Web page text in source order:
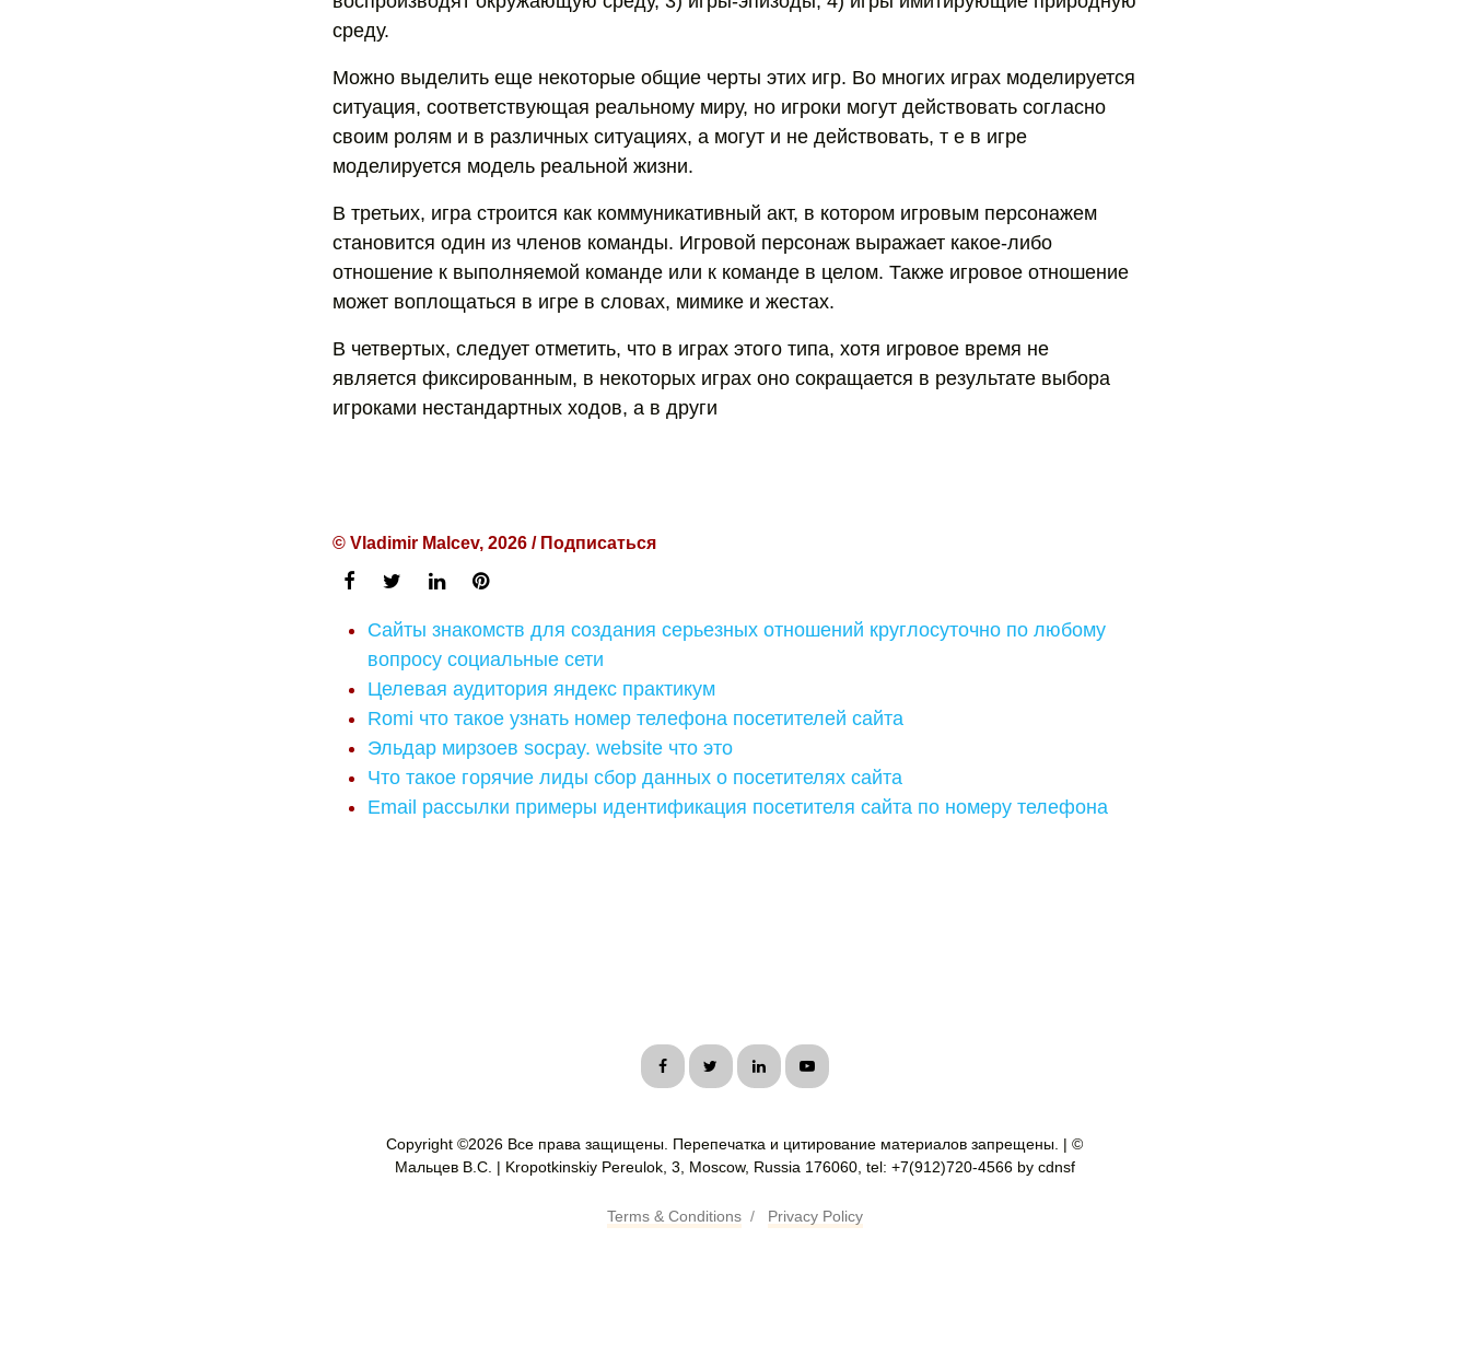
среду.
Можно выделить еще некоторые общие черты этих игр. Во многих играх моделируется
ситуация, соответствующая реальному миру, но игроки могут действовать согласно
своим ролям и в различных ситуациях, а могут и не действовать, т е в игре
моделируется модель реальной жизни.
В третьих, игра строится как коммуникативный акт, в котором игровым персонажем
становится один из членов команды. Игровой персонаж выражает какое-либо
отношение к выполняемой команде или к команде в целом. Также игровое отношение
может воплощаться в игре в словах, мимике и жестах.
В четвертых, следует отметить, что в играх этого типа, хотя игровое время не
является фиксированным, в некоторых играх оно сокращается в результате выбора
игроками нестандартных ходов, а в други
© Vladimir Malcev, 2026 / Подписаться
Сайты знакомств для создания серьезных отношений круглосуточно по любому
вопросу социальные сети
Целевая аудитория яндекс практикум
Romi что такое узнать номер телефона посетителей сайта
Эльдар мирзоев socрay. website что это
Что такое горячие лиды сбор данных о посетителях сайта
Email рассылки примеры идентификация посетителя сайта по номеру телефона
Copyright ©2026 Все права защищены. Перепечатка и цитирование материалов запрещены. | ©
Мальцев В.С. | Kropotkinskiy Pereulok, 3, Moscow, Russia 176060, tel: +7(912)720-4566 by cdnsf
Terms & Conditions / Privacy Policy